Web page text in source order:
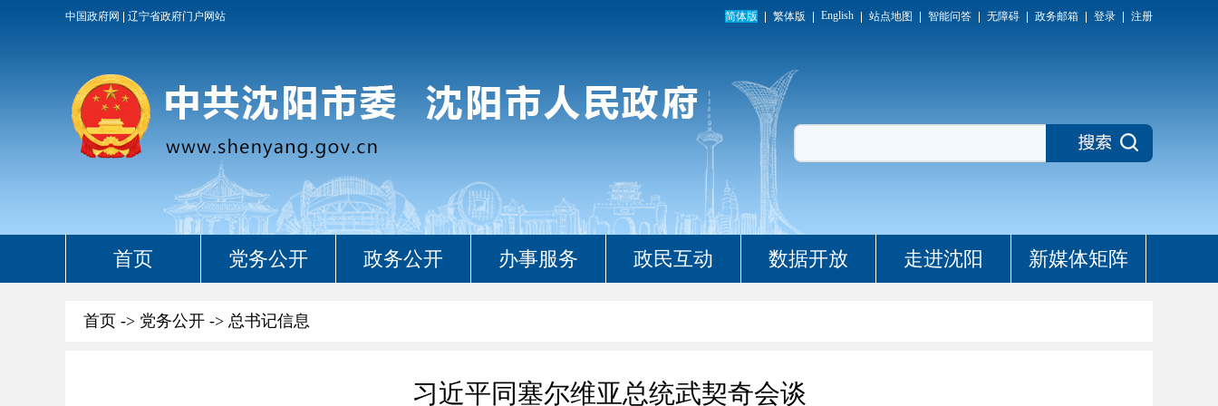
中国政府网 辽宁省政府门户网站 简体版 繁体版 English 站点地图 智能问答 无障碍 政务邮箱 登录 注册
首页 党务公开 政务公开 办事服务 政民互动 数据开放 走进沈阳 新媒体矩阵
首页 -> 党务公开 -> 总书记信息
习近平同塞尔维亚总统武契奇会谈